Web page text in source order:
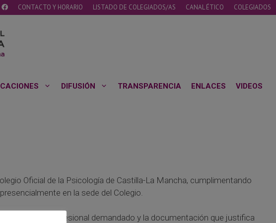
CONTACTO Y HORARIO LISTADO DE COLEGIADOS/AS CANAL ÉTICO COLEGIADOS
DIFUSIÓN TRANSPARENCIA ENLACES VIDEOS
Oficial de la Psicología de Castilla-La Mancha, cumplimentando
en la sede del Colegio.
datos del profesional demandado y la documentación que justifica